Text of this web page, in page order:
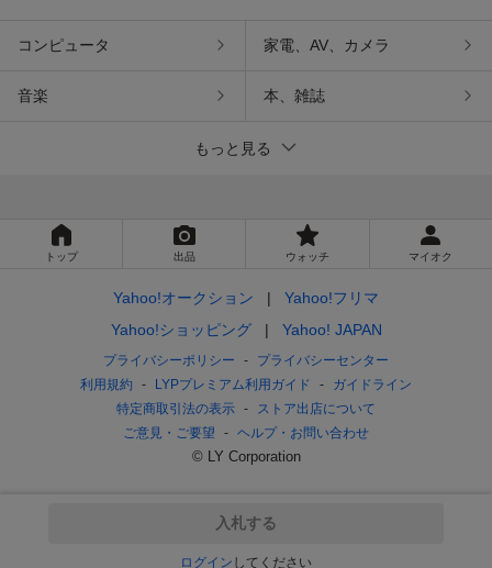
コンピュータ 家電、AV、カメラ
音楽 本、雑誌
もっと見る
入札する
ログイン してください
トップ 出品 ウォッチ マイオク
Yahoo!オークション
Yahoo!フリマ
Yahoo!ショッピング
Yahoo! JAPAN
プライバシーポリシー
プライバシーセンター
利用規約
LYPプレミアム利用ガイド
ガイドライン
特定商取引法の表示
ストア出店について
ご意見・ご要望
ヘルプ・お問い合わせ
© LY Corporation